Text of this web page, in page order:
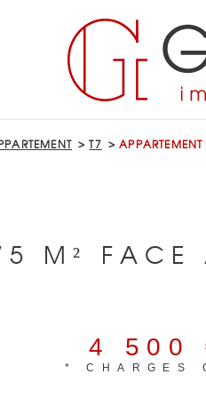
T7
M² FACE
4 500
* CHARGES